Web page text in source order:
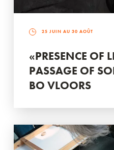
25 JUIN AU 30 AOÛT
«PRESENCE OF
PASSAGE OF
BO VLOORS